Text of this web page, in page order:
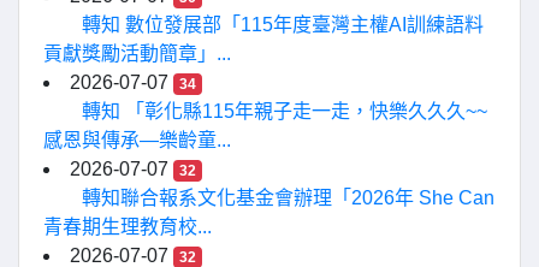
轉知 數位發展部「115年度臺灣主權AI訓練語料
貢獻獎勵活動簡章」...
2026-07-07
34
轉知 「彰化縣115年親子走一走，快樂久久久~~
感恩與傳承—樂齡童...
2026-07-07
32
轉知聯合報系文化基金會辦理「2026年 She Can
青春期生理教育校...
2026-07-07
32